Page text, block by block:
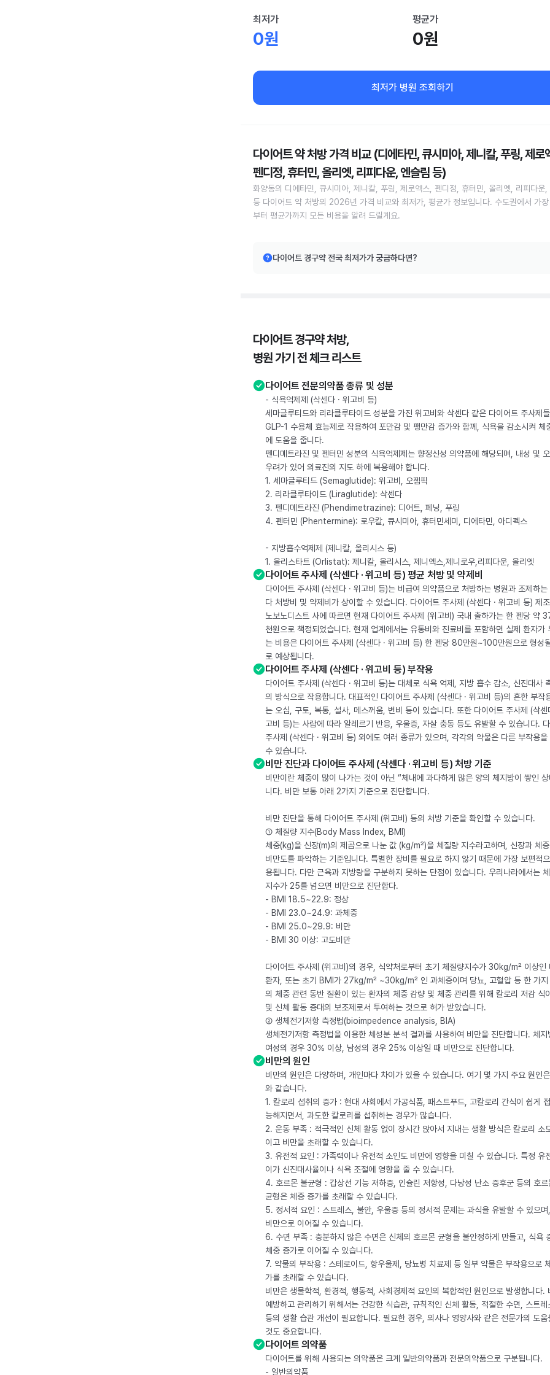
최저가
0원
평균가
0원
최저가 병원 조회하기
다이어트 약 처방 가격 비교 (디에타민, 큐시미아, 제니칼, 푸링, 제로
펜디정, 휴터민, 올리엣, 리피다운, 엔슬림 등)
화양동의 디에타민, 큐시미아, 제니칼, 푸링, 제로엑스, 펜디정, 휴터민, 올리엣, 리피다운,
등 다이어트 약 처방의 2026년 가격 비교와 최저가, 평균가 정보입니다. 수도권에서 가
부터 평균가까지 모든 비용을 알려 드릴게요.
다이어트 경구약 전국 최저가가 궁금하다면?
다이어트 경구약 처방,
병원 가기 전 체크 리스트
다이어트 전문의약품 종류 및 성분
- 식욕억제제 (삭센다 · 위고비 등)
세마글루티드와 리라클루타이드 성분을 가진 위고비와 삭센다 같은 다이어트 주사제
GLP-1 수용체 효능제로 작용하여 포만감 및 팽만감 증가와 함께, 식욕을 감소시켜 체
에 도움을 줍니다.
펜디메트라진 및 펜터민 성분의 식욕억제제는 향정신성 의약품에 해당되며, 내성 및 오
우려가 있어 의료진의 지도 하에 복용해야 합니다.
1. 세마글루티드 (Semaglutide): 위고비, 오젬픽
2. 리라클루타이드 (Liraglutide): 삭센다
3. 펜디메트라진 (Phendimetrazine): 디어트, 페닝, 푸링
4. 펜터민 (Phentermine): 로우칼, 큐시미아, 휴터민세미, 디에타민, 아디펙스
- 지방흡수억제제 (제니칼, 올리시스 등)
1. 올리스타트 (Orlistat): 제니칼, 올리시스, 제니엑스,제니로우,리피다운, 올리엣
다이어트 주사제 (삭센다 · 위고비 등) 평균 처방 및 약제비
다이어트 주사제 (삭센다 · 위고비 등)는 비급여 의약품으로 처방하는 병원과 조제하는
다 처방비 및 약제비가 상이할 수 있습니다. 다이어트 주사제 (삭센다 · 위고비 등) 제
노보노디스트 사에 따르면 현재 다이어트 주사제 (위고비) 국내 출하가는 한 펜당 약
천원으로 책정되었습니다. 현재 업계에서는 유통비와 진료비를 포함하면 실제 환자가
는 비용은 다이어트 주사제 (삭센다 · 위고비 등) 한 펜당 80만원~100만원으로 형성
로 예상됩니다.
다이어트 주사제 (삭센다 · 위고비 등) 부작용
다이어트 주사제 (삭센다 · 위고비 등)는 대체로 식욕 억제, 지방 흡수 감소, 신진대사
의 방식으로 작용합니다. 대표적인 다이어트 주사제 (삭센다 · 위고비 등)의 흔한 부작
는 오심, 구토, 복통, 설사, 메스꺼움, 변비 등이 있습니다. 또한 다이어트 주사제 (삭센
고비 등)는 사람에 따라 알레르기 반응, 우울증, 자살 충동 등도 유발할 수 있습니다.
주사제 (삭센다 · 위고비 등) 외에도 여러 종류가 있으며, 각각의 약물은 다른 부작용을
수 있습니다.
비만 진단과 다이어트 주사제 (삭센다 · 위고비 등) 처방 기준
비만이란 체중이 많이 나가는 것이 아닌 “체내에 과다하게 많은 양의 체지방이 쌓인 상
니다. 비만 보통 아래 2가지 기준으로 진단합니다.
비만 진단을 통해 다이어트 주사제 (위고비) 등의 처방 기준을 확인할 수 있습니다.
① 체질량 지수(Body Mass Index, BMI)
체중(kg)을 신장(m)의 제곱으로 나눈 값 (kg/m²)을 체질량 지수라고하며, 신장과 체
비만도를 파악하는 기준입니다. 특별한 장비를 필요로 하지 않기 때문에 가장 보편적
용됩니다. 다만 근육과 지방량을 구분하지 못하는 단점이 있습니다. 우리나라에서는
지수가 25를 넘으면 비만으로 진단합다.
- BMI 18.5~22.9: 정상
- BMI 23.0~24.9: 과체중
- BMI 25.0~29.9: 비만
- BMI 30 이상: 고도비만
다이어트 주사제 (위고비)의 경우, 식약처로부터 초기 체질량지수가 30kg/m² 이상인
환자, 또는 초기 BMI가 27kg/m² ~30kg/m² 인 과체중이며 당뇨, 고혈압 등 한 가지
의 체중 관련 동반 질환이 있는 환자의 체중 감량 및 체중 관리를 위해 칼로리 저감 식
및 신체 활동 증대의 보조제로서 투여하는 것으로 허가 받았습니다.
② 생체전기저항 측정법(bioimpedence analysis, BIA)
생체전기저항 측정법을 이용한 체성분 분석 결과를 사용하여 비만을 진단합니다. 체지
여성의 경우 30% 이상, 남성의 경우 25% 이상일 때 비만으로 진단합니다.
비만의 원인
비만의 원인은 다양하며, 개인마다 차이가 있을 수 있습니다. 여기 몇 가지 주요 원인
와 같습니다.
1. 칼로리 섭취의 증가 : 현대 사회에서 가공식품, 패스트푸드, 고칼로리 간식이 쉽게
능해지면서, 과도한 칼로리를 섭취하는 경우가 많습니다.
2. 운동 부족 : 적극적인 신체 활동 없이 장시간 앉아서 지내는 생활 방식은 칼로리 소
이고 비만을 초래할 수 있습니다.
3. 유전적 요인 : 가족력이나 유전적 소인도 비만에 영향을 미칠 수 있습니다. 특정 유
이가 신진대사율이나 식욕 조절에 영향을 줄 수 있습니다.
4. 호르몬 불균형 : 갑상선 기능 저하증, 인슐린 저항성, 다낭성 난소 증후군 등의 호르
균형은 체중 증가를 초래할 수 있습니다.
5. 정서적 요인 : 스트레스, 불안, 우울증 등의 정서적 문제는 과식을 유발할 수 있으
비만으로 이어질 수 있습니다.
6. 수면 부족 : 충분하지 않은 수면은 신체의 호르몬 균형을 불안정하게 만들고, 식욕
체중 증가로 이어질 수 있습니다.
7. 약물의 부작용 : 스테로이드, 항우울제, 당뇨병 치료제 등 일부 약물은 부작용으로
가를 초래할 수 있습니다.
비만은 생물학적, 환경적, 행동적, 사회경제적 요인의 복합적인 원인으로 발생합니다.
예방하고 관리하기 위해서는 건강한 식습관, 규칙적인 신체 활동, 적절한 수면, 스트레
등의 생활 습관 개선이 필요합니다. 필요한 경우, 의사나 영양사와 같은 전문가의 도움
것도 중요합니다.
다이어트 의약품
다이어트를 위해 사용되는 의약품은 크게 일반의약품과 전문의약품으로 구분됩니다.
- 일반의약품